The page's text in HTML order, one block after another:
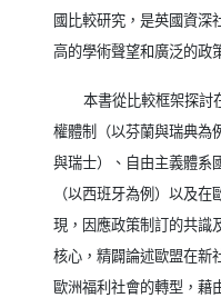
國比較研究，是英國資深
高的學術聲望和廣泛的政
本書從比較框架探討
權體制（以芬蘭與瑞典為
與瑞士）、自由主義體系
（以西班牙為例）以及
現，因應政策制訂的共識
核心，精闢論述歐盟在新
歐洲福利社會的轉型，藉